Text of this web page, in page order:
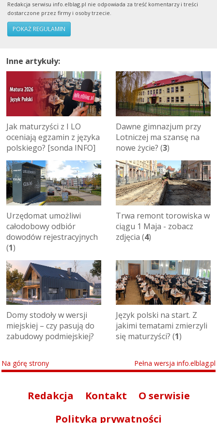
Redakcja serwisu info.elblag.pl nie odpowiada za treść komentarzy i treści
dostarczone przez firmy i osoby trzecie.
POKAŻ REGULAMIN
Inne artykuły:
Jak maturzyści z I LO
oceniają egzamin z języka
polskiego? [sonda INFO]
Dawne gimnazjum przy
Lotniczej ma szansę na
nowe życie? (3)
Urzędomat umożliwi
całodobowy odbiór
dowodów rejestracyjnych
(1)
Trwa remont torowiska w
ciągu 1 Maja - zobacz
zdjęcia (4)
Domy stodoły w wersji
miejskiej – czy pasują do
zabudowy podmiejskiej?
Język polski na start. Z
jakimi tematami zmierzyli
się maturzyści? (1)
Na górę strony Pełna wersja info.elblag.pl
Redakcja Kontakt
O serwisie
Polityka prywatności